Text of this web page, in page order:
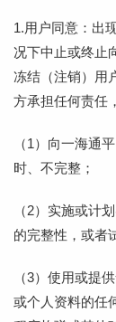
1.用户同意：出
况下中止或终止
冻结（注销）用
方承担任何责任
（1）向一海通
时、不完整；
（2）实施或计
的完整性，或者
（3）使用或提
或个人资料的任